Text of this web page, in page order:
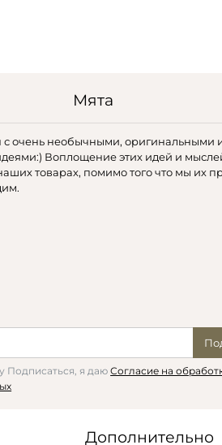
Мята
с очень необычными, оригинальными
Воплощение этих идей и
товарах, помимо того что мы их
Подписаться, я даюСогласие на
Дополнительно